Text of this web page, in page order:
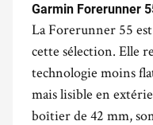
Garmin Forerunner
La Forerunner 55
cette sélection. Elle
technologie moins
mais lisible en
boîtier de 42 mm,